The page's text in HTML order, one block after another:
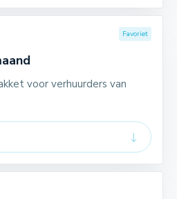
Favoriet
voor verhuurders van